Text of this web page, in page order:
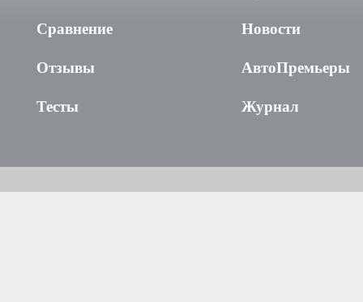
Сравнение
Отзывы
Тесты
Новости
АвтоПремьеры
Журнал